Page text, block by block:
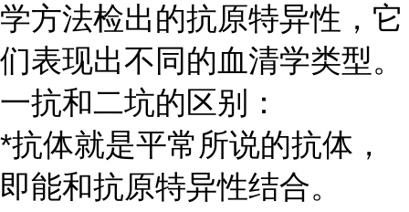
学方法检出的抗原特异性，它
们表现出不同的血清学类型。
一抗和二坑的区别：
*抗体就是平常所说的抗体，
即能和抗原特异性结合。